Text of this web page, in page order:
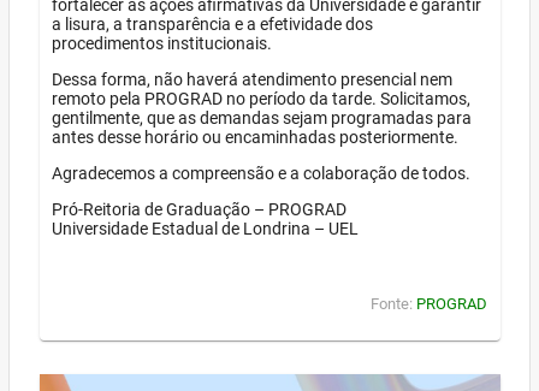
fortalecer as ações afirmativas da Universidade e garantir
a lisura, a transparência e a efetividade dos
procedimentos institucionais.
Dessa forma, não haverá atendimento presencial nem
remoto pela PROGRAD no período da tarde. Solicitamos,
gentilmente, que as demandas sejam programadas para
antes desse horário ou encaminhadas posteriormente.
Agradecemos a compreensão e a colaboração de todos.
Pró-Reitoria de Graduação – PROGRAD
Universidade Estadual de Londrina – UEL
Fonte: PROGRAD